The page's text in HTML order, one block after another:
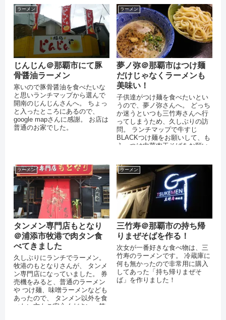
ラーメン
じんじん＠那覇市にて豚
骨醤油ラーメン
寒いので豚骨醤油を食べたいな
と思いランチマップから選んで
開南のじんじんさんへ。 ちょっ
と入ったところにあるので、
google mapさんに感謝。 お店は
普通のお家でした。
ラーメン
夢ノ弥＠那覇市はつけ麺
だけじゃなくラーメンも
美味い！
子供達がつけ麺を食べたいとい
うので、夢ノ弥さんへ。 どっち
か迷うといつも三竹寿さんへ行
ってしまうため、久しぶりの訪
問。 ランチマップで牛すじ
BLACKつけ麺をお願いして、も
う一つは中華肉玉そばをお願い
ラーメン
タンメン専門店もとなり
＠浦添市牧港で肉タン食
べてきました
久しぶりにランチでラーメン。
牧港のもとなりさんが、 タンメ
ン専門店になっていました。 券
売機をみると、普通のラーメン
や つけ麺、味噌ラーメンなども
あったので、 タンメン以外を食
べたい方もご安心ください。笑
ラーメン
三竹寿＠那覇市の持ち帰
りまぜそばを作る！
次女が一番好きな食べ物は、三
竹寿のラーメンです。 冷蔵庫に
何も無かったので非常用に購入
してあった「持ち帰りまぜそ
ば」を作りました！